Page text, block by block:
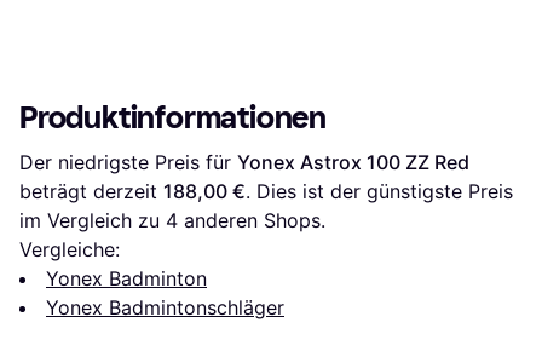
Produktinformationen
Der niedrigste Preis für Yonex Astrox 100 ZZ Red
beträgt derzeit 188,00 €. Dies ist der günstigste Preis
im Vergleich zu 4 anderen Shops.
Vergleiche:
Yonex Badminton
Yonex Badmintonschläger